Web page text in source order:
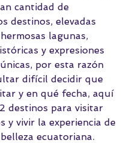
cantidad de
destinos, elevadas
lagunas,
y expresiones
por esta razón
difícil decidir que
y en qué fecha, aquí
destinos para visitar
y vivir la experiencia de
ecuatoriana.